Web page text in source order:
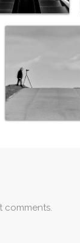
comments.